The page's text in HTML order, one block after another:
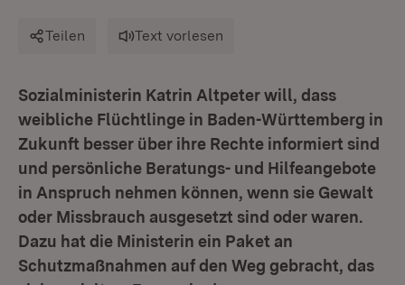
Teilen Text vorlesen
Sozialministerin Katrin Altpeter will, dass
weibliche Flüchtlinge in Baden-Württemberg in
Zukunft besser über ihre Rechte informiert sind
und persönliche Beratungs- und Hilfeangebote
in Anspruch nehmen können, wenn sie Gewalt
oder Missbrauch ausgesetzt sind oder waren.
Dazu hat die Ministerin ein Paket an
Schutzmaßnahmen auf den Weg gebracht, das